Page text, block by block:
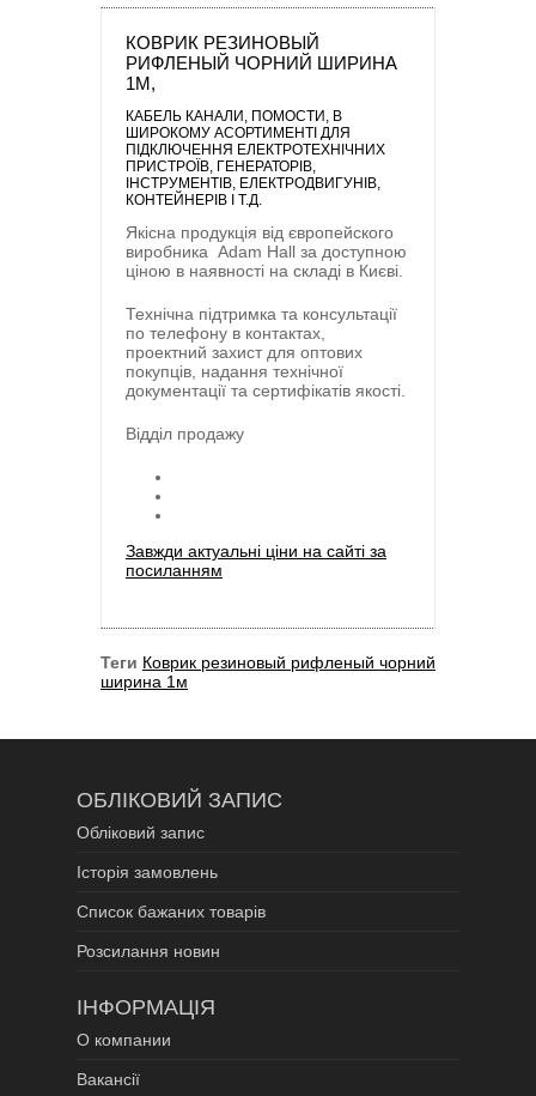
КОВРИК РЕЗИНОВЫЙ
РИФЛЕНЫЙ ЧОРНИЙ ШИРИНА
1М,
КАБЕЛЬ КАНАЛИ, ПОМОСТИ , В
ШИРОКОМУ АСОРТИМЕНТІ ДЛЯ
ПІДКЛЮЧЕННЯ ЕЛЕКТРОТЕХНІЧНИХ
ПРИСТРОЇВ, ГЕНЕРАТОРІВ,
ІНСТРУМЕНТІВ, ЕЛЕКТРОДВИГУНІВ,
КОНТЕЙНЕРІВ І Т.Д.
Якісна продукція від європейского
виробника Adam Hall за доступною
ціною в наявності на складі в Києві.
Технічна підтримка та консультації
по телефону в контактах,
проектний захист для оптових
покупців, надання технічної
документації та сертифікатів якості.
Відділ продажу
Завжди актуальні ціни на сайті за
посиланням
Теги Коврик резиновый рифленый чорний
ширина 1м
ОБЛІКОВИЙ ЗАПИС
Обліковий запис
Історія замовлень
Список бажаних товарів
Розсилання новин
ІНФОРМАЦІЯ
О компании
Вакансії